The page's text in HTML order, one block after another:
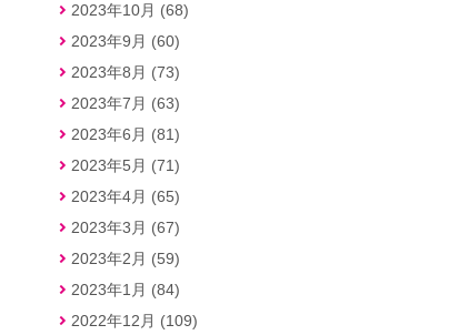
2023年10月 (68)
2023年9月 (60)
2023年8月 (73)
2023年7月 (63)
2023年6月 (81)
2023年5月 (71)
2023年4月 (65)
2023年3月 (67)
2023年2月 (59)
2023年1月 (84)
2022年12月 (109)